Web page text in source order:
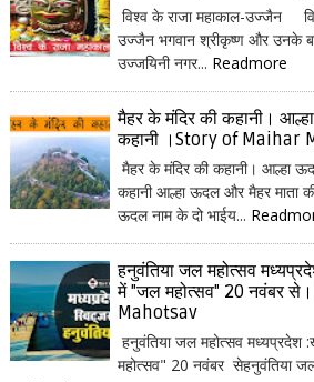
विश्व के राजा महाकाल-उज्जैन
उज्जैन भगवान श्रीकृष्ण और उनके
उज्जयिनी नगर... Readmore
मैहर के मंदिर की कहानी।
कहानी ।Story of Maihar
मैहर के मंदिर की कहानी। आल्हा
कहानी आल्हा ऊदल और मैहर माता
ऊदल नाम के दो भाईय...
हनुवंतिया जल महोत्सव
में "जल महोत्सव" 20 नवंबर
Mahotsav
हनुवंतिया जल महोत्सव
महोत्सव" 20 नवंबर सेहनुवंतिया